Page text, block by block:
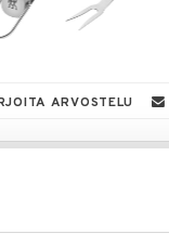
ARVOSTELU
hinnoilla!